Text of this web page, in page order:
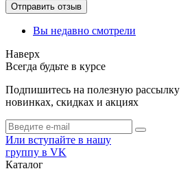
Отправить отзыв
Вы недавно смотрели
Наверх
Всегда будьте в курсе
Подпишитесь на полезную
новинках, скидках и акциях
Или вступайте в нашу
группу в VK
Каталог